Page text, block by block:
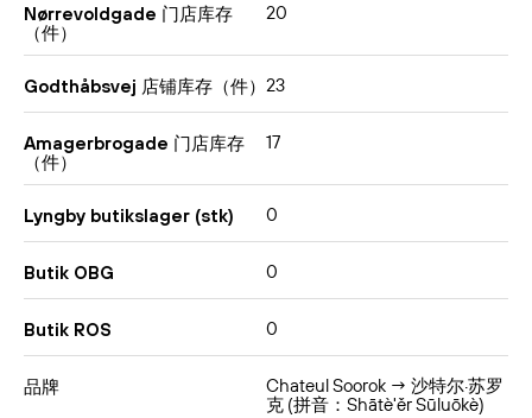
Nørrevoldgade 门店库存
（件）
20
Godthåbsvej 店铺库存（件） 23
Amagerbrogade 门店库存
（件）
17
Lyngby butikslager (stk) 0
Butik OBG 0
Butik ROS 0
品牌
Chateul Soorok → 沙特尔·苏罗
克 (拼音：Shātè'ěr Sūluōkè)